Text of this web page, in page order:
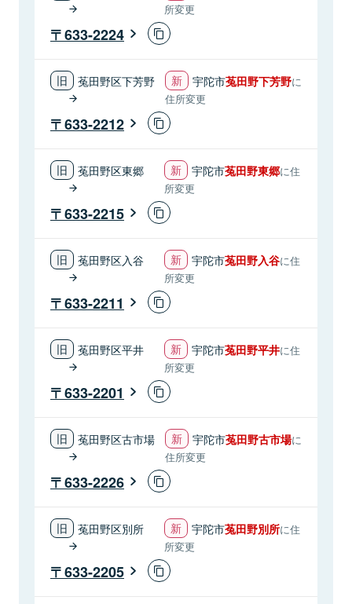
所変更
633-2224
菟田野区下芳野 宇陀市菟田野下芳野に
住所変更
633-2212
菟田野区東郷 宇陀市菟田野東郷に住
所変更
633-2215
菟田野区入谷 宇陀市菟田野入谷に住
所変更
633-2211
菟田野区平井 宇陀市菟田野平井に住
所変更
633-2201
菟田野区古市場 宇陀市菟田野古市場に
住所変更
633-2226
菟田野区別所 宇陀市菟田野別所に住
所変更
633-2205